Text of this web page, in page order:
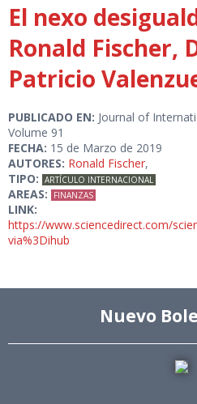
El nexo
Ronald Fischer,
Patricio
PUBLICADO EN: Journal of
Volume 91
FECHA: 15 de Marzo de 2019
AUTORES: Ronald Fischer,
TIPO: ARTÍCULO INTERNACIONAL
AREAS: FINANZAS
LINK:
https://www.sciencedirect.com/
via%3Dihub
Nuevo